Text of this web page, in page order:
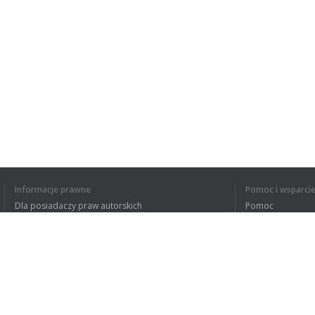
Informacje prawne
Dla posiadaczy praw autorskich
Pomoc i wsparcie
Pomoc